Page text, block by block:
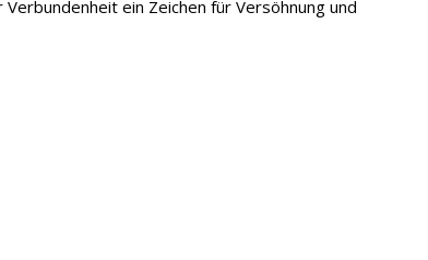
ein Zeichen für Versöhnung und